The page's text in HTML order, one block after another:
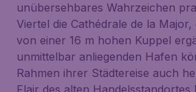
unübersehbares Wahrzeichen
Viertel die Cathédrale de la
von einer 16 m hohen Kuppel
unmittelbar anliegenden Hafen
Rahmen ihrer Städtereise auch
Flair des alten Handelsstandortes